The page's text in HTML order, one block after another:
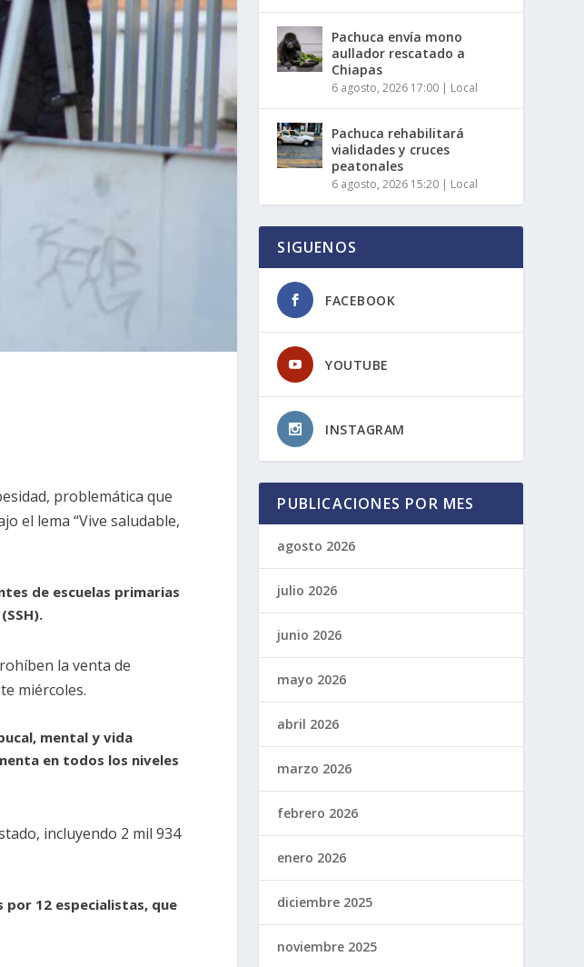
problemática que
el lema “Vive saludable,
de escuelas primarias
la venta de
miércoles.
mental y vida
en todos los niveles
incluyendo 2 mil 934
12 especialistas, que
Pachuca envía mono
aullador rescatado a
Chiapas
6 agosto, 2026 17:00 | Local
Pachuca rehabilitará
vialidades y cruces
peatonales
6 agosto, 2026 15:20 | Local
SIGUENOS
FACEBOOK
YOUTUBE
INSTAGRAM
PUBLICACIONES POR MES
agosto 2026
julio 2026
junio 2026
mayo 2026
abril 2026
marzo 2026
febrero 2026
enero 2026
diciembre 2025
noviembre 2025